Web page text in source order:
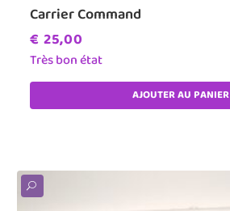
Carrier Command
€ 25,00
Très bon état
AJOUTER AU PANIER
U